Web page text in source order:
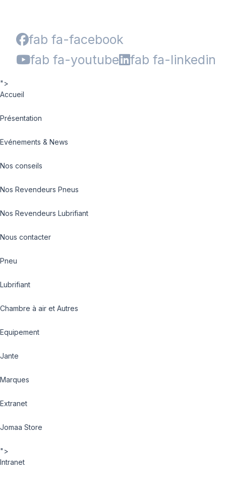
fab fa-facebook
fab fa-youtube
fab fa-linkedin
">
Accueil
Présentation
Evénements & News
Nos conseils
Nos Revendeurs Pneus
Nos Revendeurs Lubrifiant
Nous contacter
Pneu
Lubrifiant
Chambre à air et Autres
Equipement
Jante
Marques
Extranet
Jomaa Store
">
Intranet